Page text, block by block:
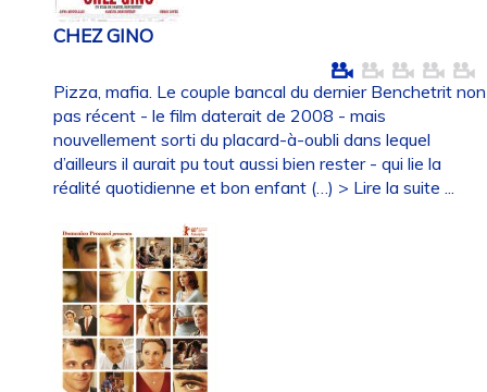
CHEZ GINO
Pizza, mafia. Le couple bancal du dernier Benchetrit non
pas récent - le film daterait de 2008 - mais
nouvellement sorti du placard-à-oubli dans lequel
d’ailleurs il aurait pu tout aussi bien rester - qui lie la
réalité quotidienne et bon enfant (…) > Lire la suite ...